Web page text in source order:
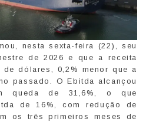
nesta sexta-feira (22), seu
de 2026 e que a receita
dólares, 0,2% menor que a
passado. O Ebitda alcançou
queda de 31,6%, o que
de 16%, com redução de
os três primeiros meses de